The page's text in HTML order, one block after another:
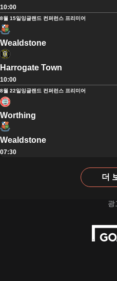
10:00
8월 15일 잉글랜드 컨퍼런스 프리미어
Wealdstone
Harrogate Town
10:00
8월 22일 잉글랜드 컨퍼런스 프리미어
Worthing
Wealdstone
07:30
더